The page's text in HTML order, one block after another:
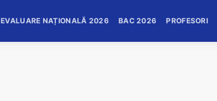
EVALUARE NAȚIONALĂ 2026 BAC 2026 PROFESORI